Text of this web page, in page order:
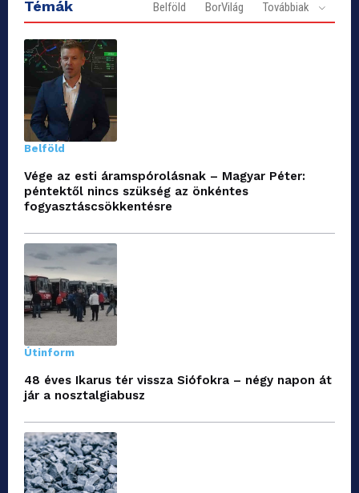
Témák Belföld BorVilág Továbbiak
Belföld
Vége az esti áramspórolásnak – Magyar Péter:
péntektől nincs szükség az önkéntes
fogyasztáscsökkentésre
Útinform
48 éves Ikarus tér vissza Siófokra – négy napon át
jár a nosztalgiabusz